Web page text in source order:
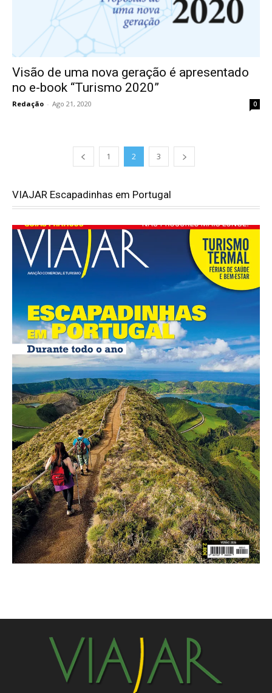
Visão de uma nova geração é apresentado
no e-book “Turismo 2020”
Redação - Ago 21, 2020 0
1 2 3
VIAJAR Escapadinhas em Portugal